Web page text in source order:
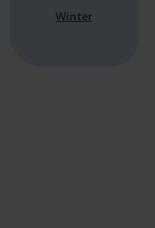
Winter